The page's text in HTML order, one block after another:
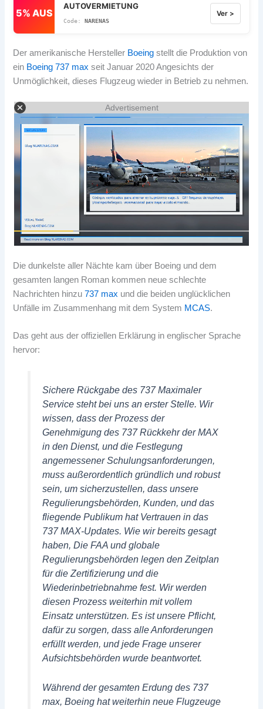
5% AUS
AUTOVERMIETUNG
NARENAS
Ver >
Der amerikanische Hersteller Boeing stellt die Produktion von
ein Boeing 737 max seit Januar 2020 Angesichts der
Unmöglichkeit, dieses Flugzeug wieder in Betrieb zu nehmen.
Advertisement
Die dunkelste aller Nächte kam über Boeing und dem
gesamten langen Roman kommen neue schlechte
Nachrichten hinzu737 max und die beiden unglücklichen
Unfälle im Zusammenhang mit dem System MCAS.
Das geht aus der offiziellen Erklärung in englischer Sprache
hervor:
Sichere Rückgabe des 737 Maximaler
Service steht bei uns an erster Stelle. Wir
wissen, dass der Prozess der
Genehmigung des 737 Rückkehr der MAX
in den Dienst, und die Festlegung
angemessener Schulungsanforderungen,
muss außerordentlich gründlich und robust
sein, um sicherzustellen, dass unsere
Regulierungsbehörden, Kunden, und das
fliegende Publikum hat Vertrauen in das
737 MAX-Updates. Wie wir bereits gesagt
haben, Die FAA und globale
Regulierungsbehörden legen den Zeitplan
für die Zertifizierung und die
Wiederinbetriebnahme fest. Wir werden
diesen Prozess weiterhin mit vollem
Einsatz unterstützen. Es ist unsere Pflicht,
dafür zu sorgen, dass alle Anforderungen
erfüllt werden, und jede Frage unserer
Aufsichtsbehörden wurde beantwortet.
Während der gesamten Erdung des 737
max, Boeing hat weiterhin neue Flugzeuge